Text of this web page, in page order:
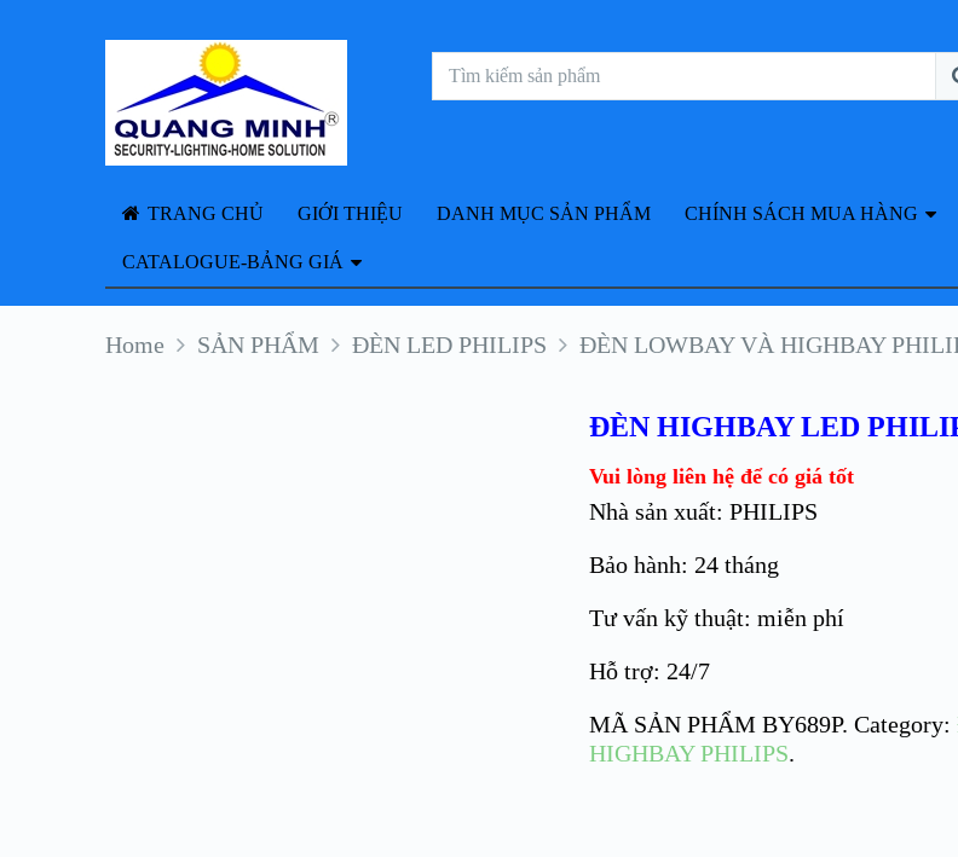
TRANG CHỦ GIỚI THIỆU DANH MỤC SẢN PHẨM CHÍNH SÁCH MUA HÀNG
CATALOGUE-BẢNG GIÁ
Home SẢN PHẨM ĐÈN LED PHILIPS ĐÈN LOWBAY VÀ HIGHBAY
ĐÈN HIGHBAY LED
Vui lòng liên hệ để có giá tốt
Nhà sản xuất: PHILIPS
Bảo hành: 24 tháng
Tư vấn kỹ thuật: miễn phí
Hỗ trợ: 24/7
MÃ SẢN PHẨM BY689P. Category:
HIGHBAY PHILIPS.